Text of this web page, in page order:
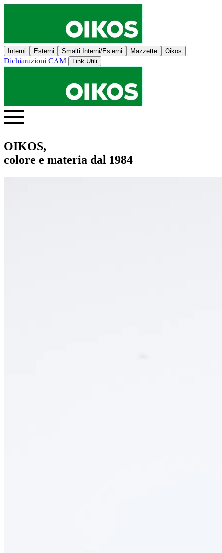
Interni Esterni Smalti Interni/Esterni Mazzette Oikos
Dichiarazioni CAM Link Utili
OIKOS,
colore e materia dal 1984